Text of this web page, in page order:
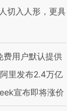
切入人形，更具
费用户默认提供
里发布2.4万亿
宣布即将涨价